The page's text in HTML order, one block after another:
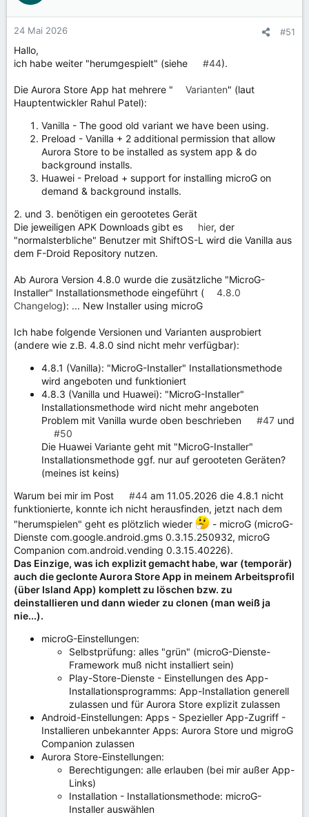
o
n
n
:
24 Mai 2026 #51
Hallo,
ich habe weiter "herumgespielt" (siehe
#44).
Die Aurora Store App hat mehrere " Varianten" (laut
Hauptentwickler Rahul Patel):
Vanilla - The good old variant we have been using.
Preload - Vanilla + 2 additional permission that allow
Aurora Store to be installed as system app & do
background installs.
Huawei - Preload + support for installing microG on
demand & background installs.
2. und 3. benötigen ein gerootetes Gerät
Die jeweiligen APK Downloads gibt es
hier, der
"normalsterbliche" Benutzer mit ShiftOS-L wird die Vanilla aus
dem F-Droid Repository nutzen.
Ab Aurora Version 4.8.0 wurde die zusätzliche "MicroG-
Installer" Installationsmethode eingeführt (
4.8.0
Changelog): ... New Installer using microG
Ich habe folgende Versionen und Varianten ausprobiert
(andere wie z.B. 4.8.0 sind nicht mehr verfügbar):
4.8.1 (Vanilla): "MicroG-Installer" Installationsmethode
wird angeboten und funktioniert
4.8.3 (Vanilla und Huawei): "MicroG-Installer"
Installationsmethode wird nicht mehr angeboten
Problem mit Vanilla wurde oben beschrieben
#47 und
#50
Die Huawei Variante geht mit "MicroG-Installer"
Installationsmethode ggf. nur auf gerooteten Geräten?
(meines ist keins)
Warum bei mir im Post
#44 am 11.05.2026 die 4.8.1 nicht
funktionierte, konnte ich nicht herausfinden, jetzt nach dem
"herumspielen" geht es plötzlich wieder
- microG (microG-
Dienste com.google.android.gms 0.3.15.250932, microG
Companion com.android.vending 0.3.15.40226).
Das Einzige, was ich explizit gemacht habe, war (temporär)
auch die geclonte Aurora Store App in meinem Arbeitsprofil
(über Island App) komplett zu löschen bzw. zu
deinstallieren und dann wieder zu clonen (man weiß ja
nie...).
microG-Einstellungen:
Selbstprüfung: alles "grün" (microG-Dienste-
Framework muß nicht installiert sein)
Play-Store-Dienste - Einstellungen des App-
Installationsprogramms: App-Installation generell
zulassen und für Aurora Store explizit zulassen
Android-Einstellungen: Apps - Spezieller App-Zugriff -
Installieren unbekannter Apps: Aurora Store und migroG
Companion zulassen
Aurora Store-Einstellungen:
Berechtigungen: alle erlauben (bei mir außer App-
Links)
Installation - Installationsmethode: microG-
Installer auswählen